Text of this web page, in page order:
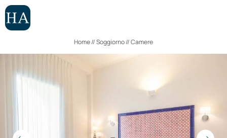
Hotel
Home//Soggiorno//Camere